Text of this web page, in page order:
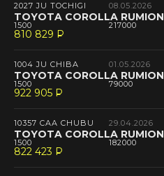
2027 JU TOCHIGI 08.05.2026
TOYOTA COROLLA RUMION
1500 217000
810 829 P
--
1004 JU CHIBA 01.05.2026
TOYOTA COROLLA RUMION
1500 79000
922 905 P
--
10357 CAA CHUBU 29.04.2026
TOYOTA COROLLA RUMION
1500 182000
822 423 P
--